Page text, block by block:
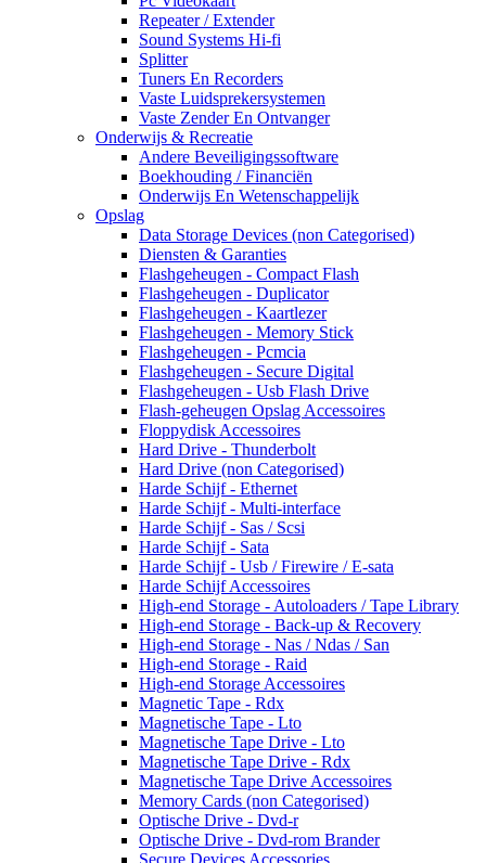
Repeater / Extender
Sound Systems Hi-fi
Splitter
Tuners En Recorders
Vaste Luidsprekersystemen
Vaste Zender En Ontvanger
Onderwijs & Recreatie
Andere Beveiligingssoftware
Boekhouding / Financiën
Onderwijs En Wetenschappelijk
Opslag
Data Storage Devices (non Categorised)
Diensten & Garanties
Flashgeheugen - Compact Flash
Flashgeheugen - Duplicator
Flashgeheugen - Kaartlezer
Flashgeheugen - Memory Stick
Flashgeheugen - Pcmcia
Flashgeheugen - Secure Digital
Flashgeheugen - Usb Flash Drive
Flash-geheugen Opslag Accessoires
Floppydisk Accessoires
Hard Drive - Thunderbolt
Hard Drive (non Categorised)
Harde Schijf - Ethernet
Harde Schijf - Multi-interface
Harde Schijf - Sas / Scsi
Harde Schijf - Sata
Harde Schijf - Usb / Firewire / E-sata
Harde Schijf Accessoires
High-end Storage - Autoloaders / Tape Library
High-end Storage - Back-up & Recovery
High-end Storage - Nas / Ndas / San
High-end Storage - Raid
High-end Storage Accessoires
Magnetic Tape - Rdx
Magnetische Tape - Lto
Magnetische Tape Drive - Lto
Magnetische Tape Drive - Rdx
Magnetische Tape Drive Accessoires
Memory Cards (non Categorised)
Optische Drive - Dvd-r
Optische Drive - Dvd-rom Brander
Secure Devices Accessories